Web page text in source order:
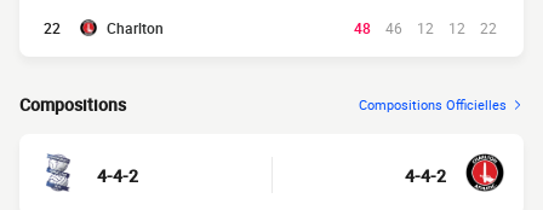
22
Charlton 48 46 12 12 22
Compositions Compositions Officielles
4-4-2 4-4-2